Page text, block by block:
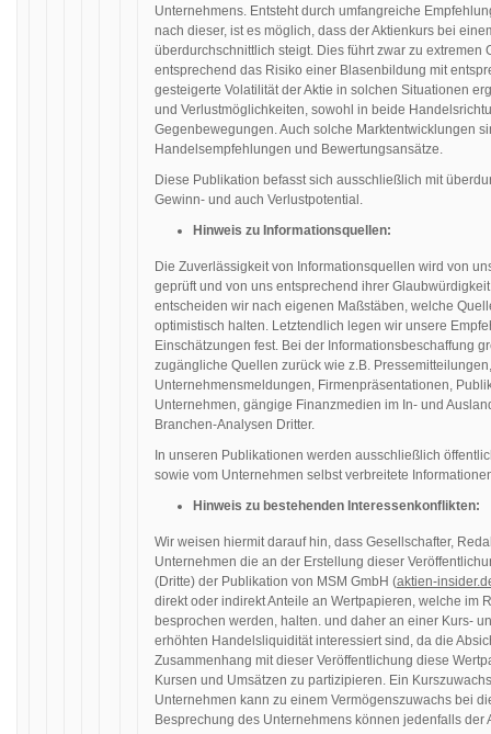
Unternehmens. Entsteht durch umfangreiche
nach dieser, ist es möglich, dass der Aktienkurs bei
überdurchschnittlich steigt. Dies führt zwar zu extremen
entsprechend das Risiko einer Blasenbildung mit
gesteigerte Volatilität der Aktie in solchen Situationen
und Verlustmöglichkeiten, sowohl in beide
Gegenbewegungen. Auch solche Marktentwicklungen
Handelsempfehlungen und Bewertungsansätze.
Diese Publikation befasst sich ausschließlich mit
Gewinn- und auch Verlustpotential.
Hinweis zu Informationsquellen:
Die Zuverlässigkeit von Informationsquellen wird von
geprüft und von uns entsprechend ihrer
entscheiden wir nach eigenen Maßstäben, welche
optimistisch halten. Letztendlich legen wir unsere
Einschätzungen fest. Bei der Informationsbeschaffung
zugängliche Quellen zurück wie z.B.
Unternehmensmeldungen, Firmenpräsentationen,
Unternehmen, gängige Finanzmedien im In- und
Branchen-Analysen Dritter.
In unseren Publikationen werden ausschließlich
sowie vom Unternehmen selbst verbreitete
Hinweis zu bestehenden Interessenkonflikten:
Wir weisen hiermit darauf hin, dass Gesellschafter,
Unternehmen die an der Erstellung dieser
(Dritte) der Publikation von MSM GmbH (aktien-
direkt oder indirekt Anteile an Wertpapieren, welche im
besprochen werden, halten. und daher an einer Kurs-
erhöhten Handelsliquidität interessiert sind, da die
Zusammenhang mit dieser Veröffentlichung diese
Kursen und Umsätzen zu partizipieren. Ein
Unternehmen kann zu einem Vermögenszuwachs bei
Besprechung des Unternehmens können jedenfalls